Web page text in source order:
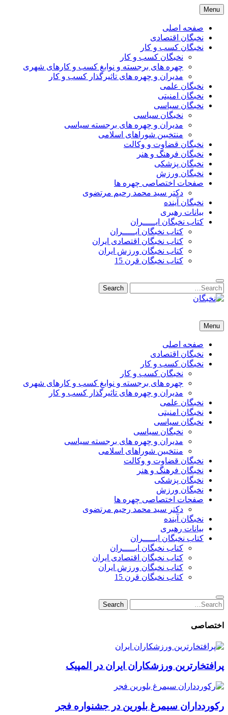
Skip
to
content
Menu
صفحه اصلی
نخبگان اقتصادی
نخبگان کسب و کار
نخبگان کسب و کار
چهره های برجسته و نوابغ کسب و کارهای شهری
مدیران و چهره های تاثیرگذار کسب و کار
نخبگان علمی
نخبگان امنیتی
نخبگان سیاسی
نخبگان سیاسی
مدیران و چهره های برجسته سیاسی
منتخبین شوراهای اسلامی
نخبگان قضاوت و وکالت
نخبگان فرهنگ و هنر
نخبگان پزشکی
نخبگان ورزش
صفحات اختصاصی چهره ها
دکتر سید محمد رحیم مرتضوی
نخبگان آینده
بیانات رهبری
کتاب نخبگان ایـــــران
کتاب نخبگان ایـــــران
کتاب نخبگان اقتصادی ایران
کتاب نخبگان ورزش ایران
کتاب نخبگان قرن 15
Search
for:
Search
نخبگان تایمز/ کتاب نخبگان + پورتال رسمی کتاب نخبگان ایران –
ورزش ایران – کتاب نخبگان کسب و کار ایران – کتاب نخبگان ایران
Menu
صفحه اصلی
نخبگان اقتصادی
نخبگان کسب و کار
نخبگان کسب و کار
چهره های برجسته و نوابغ کسب و کارهای شهری
مدیران و چهره های تاثیرگذار کسب و کار
نخبگان علمی
نخبگان امنیتی
نخبگان سیاسی
نخبگان سیاسی
مدیران و چهره های برجسته سیاسی
منتخبین شوراهای اسلامی
نخبگان قضاوت و وکالت
نخبگان فرهنگ و هنر
نخبگان پزشکی
نخبگان ورزش
صفحات اختصاصی چهره ها
دکتر سید محمد رحیم مرتضوی
نخبگان آینده
بیانات رهبری
کتاب نخبگان ایـــــران
کتاب نخبگان ایـــــران
کتاب نخبگان اقتصادی ایران
کتاب نخبگان ورزش ایران
کتاب نخبگان قرن 15
Search
for:
Search
اختصاصی
پرافتخارترین ورزشکاران ایران در المپیک
رکوردداران سیمرغ بلورین در جشنواره فجر